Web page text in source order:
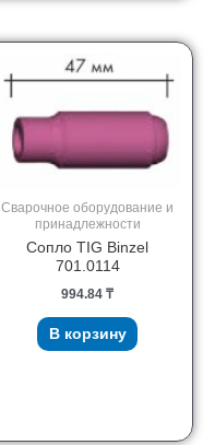
Сварочное оборудование и
принадлежности
Сопло TIG Binzel
701.0114
994.84 ₸
В корзину